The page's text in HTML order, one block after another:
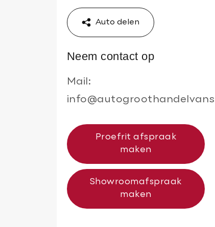
Auto delen
Neem contact op
Mail:
Proefrit afspraak
maken
Showroomafspraak
maken